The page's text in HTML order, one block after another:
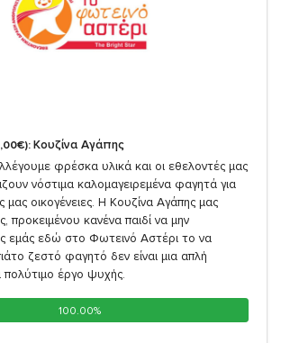
Κουζίνα Αγάπης
φρέσκα υλικά και οι εθελοντές μας
νόστιμα καλομαγειρεμένα φαγητά για
οικογένειες. Η Κουζίνα Αγάπης μας
προκειμένου κανένα παιδί να μην
εμάς εδώ στο Φωτεινό Αστέρι το να
ζεστό φαγητό δεν είναι μια απλή
πολύτιμο έργο ψυχής.
100.00%
100.00%